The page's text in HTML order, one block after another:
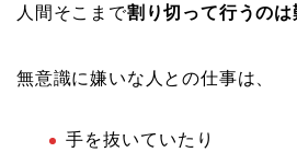
人間そこまで割り切って行うのは
無意識に嫌いな人との仕事は、
手を抜いていたり